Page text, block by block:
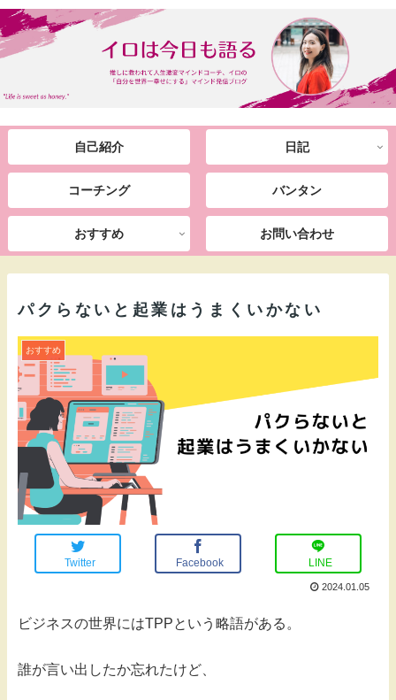
自己紹介 日記
コーチング バンタン
おすすめ お問い合わせ
パクらないと起業はうまくいかない
おすすめ
Twitter Facebook LINE
2024.01.05
ビジネスの世界にはTPPという略語がある。
誰が言い出したか忘れたけど、